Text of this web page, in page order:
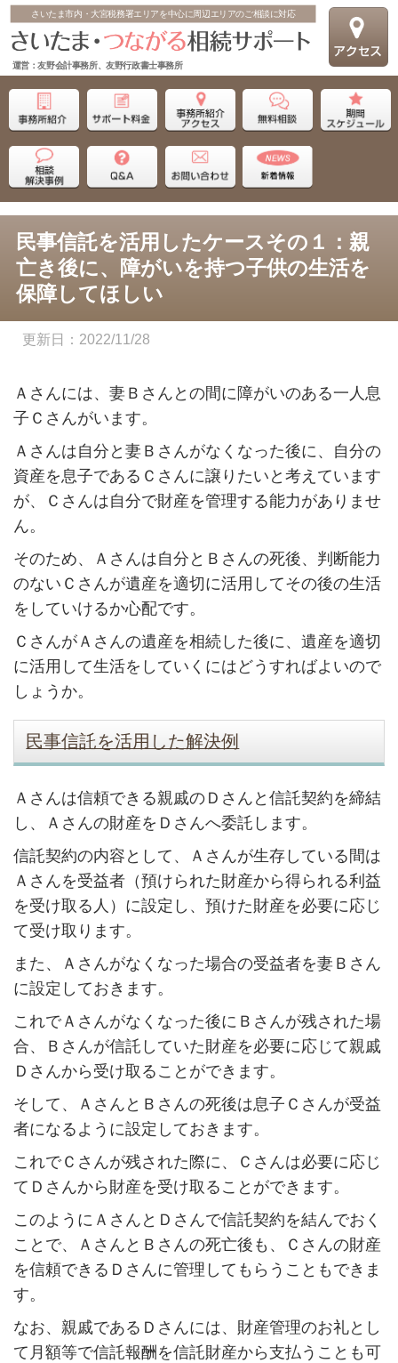
さいたま市内・大宮税務署エリアを中心に周辺エリアのご相談に対応
運営：友野会計事務所、友野行政書士事務所
民事信託を活用したケースその１：親
亡き後に、障がいを持つ子供の生活を
保障してほしい
2022/11/28
Ａさんには、妻Ｂさんとの間に障がいのある一人息
子Ｃさんがいます。
Ａさんは自分と妻Ｂさんがなくなった後に、自分の
資産を息子であるＣさんに譲りたいと考えています
が、Ｃさんは自分で財産を管理する能力がありませ
ん。
そのため、Ａさんは自分とＢさんの死後、判断能力
のないＣさんが遺産を適切に活用してその後の生活
をしていけるか心配です。
ＣさんがＡさんの遺産を相続した後に、遺産を適切
に活用して生活をしていくにはどうすればよいので
しょうか。
民事信託を活用した解決例
Ａさんは信頼できる親戚のＤさんと信託契約を締結
し、Ａさんの財産をＤさんへ委託します。
信託契約の内容として、Ａさんが生存している間は
Ａさんを受益者（預けられた財産から得られる利益
を受け取る人）に設定し、預けた財産を必要に応じ
て受け取ります。
また、Ａさんがなくなった場合の受益者を妻Ｂさん
に設定しておきます。
これでＡさんがなくなった後にＢさんが残された場
合、Ｂさんが信託していた財産を必要に応じて親戚
Ｄさんから受け取ることができます。
そして、ＡさんとＢさんの死後は息子Ｃさんが受益
者になるように設定しておきます。
これでＣさんが残された際に、Ｃさんは必要に応じ
てＤさんから財産を受け取ることができます。
このようにＡさんとＤさんで信託契約を結んでおく
ことで、ＡさんとＢさんの死亡後も、Ｃさんの財産
を信頼できるＤさんに管理してもらうこともできま
す。
なお、親戚であるＤさんには、財産管理のお礼とし
て月額等で信託報酬を信託財産から支払うことも可